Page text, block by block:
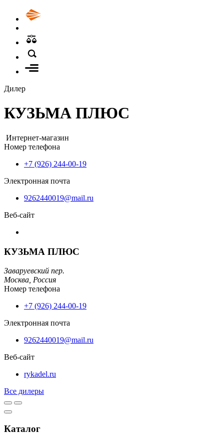
Дилер
КУЗЬМА ПЛЮС
Интернет-магазин
Номер телефона
+7 (926) 244-00-19
Электронная почта
9262440019@mail.ru
Веб-сайт
КУЗЬМА ПЛЮС
Заваруевский пер.
Москва, Россия
Номер телефона
+7 (926) 244-00-19
Электронная почта
9262440019@mail.ru
Веб-сайт
rykadel.ru
Все дилеры
Каталог